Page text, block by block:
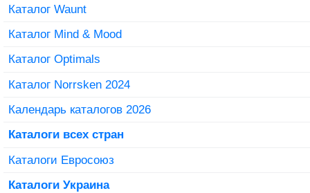
Каталог Waunt
Каталог Mind & Mood
Каталог Optimals
Каталог Norrsken 2024
Календарь каталогов 2026
Каталоги всех стран
Каталоги Евросоюз
Каталоги Украина